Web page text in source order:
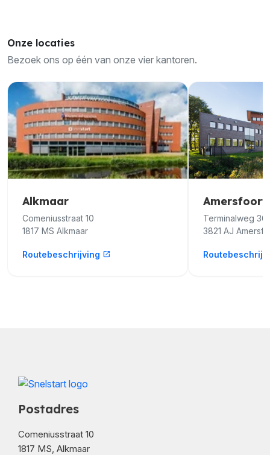
Onze locaties
Bezoek ons op één van onze vier kantoren.
Alkmaar
Comeniusstraat 10
1817 MS Alkmaar
Routebeschrijving open_in_new
Amersfoort
Terminalweg
3821 AJ
Postadres
Comeniusstraat 10
1817 MS, Alkmaar